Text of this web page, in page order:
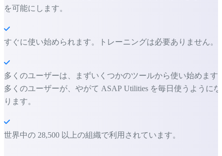
を可能にします。
すぐに使い始められます。トレーニングは必要ありません。
多くのユーザーは、まずいくつかのツールから使い始めます
多くのユーザーが、やがて ASAP Utilities を毎日使うようにな
ります。
世界中の 28,500 以上の組織で利用されています。